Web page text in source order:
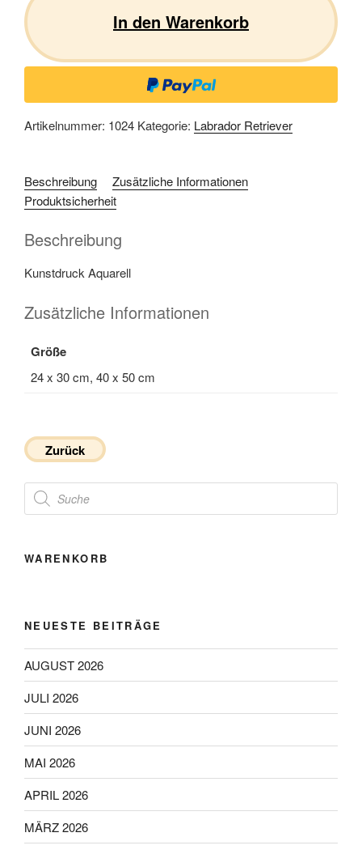
In den Warenkorb
Artikelnummer: 1024 Kategorie: Labrador Retriever
Beschreibung
Zusätzliche Informationen
Produktsicherheit
Beschreibung
Kunstdruck Aquarell
Zusätzliche Informationen
Größe
24 x 30 cm, 40 x 50 cm
Zurück
Products
search
WARENKORB
NEUESTE BEITRÄGE
AUGUST 2026
JULI 2026
JUNI 2026
MAI 2026
APRIL 2026
MÄRZ 2026